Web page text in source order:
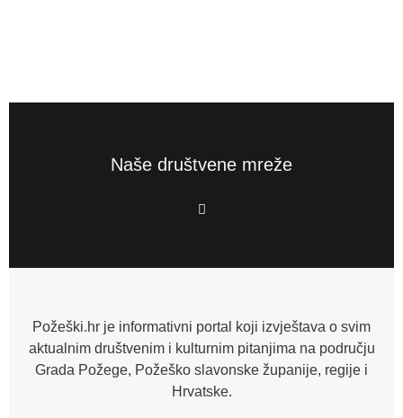
Naše društvene mreže
F
a
o
f
Požeški.hr je informativni portal koji izvještava o svim
aktualnim društvenim i kulturnim pitanjima na području
Grada Požege, Požeško slavonske županije, regije i
Hrvatske.